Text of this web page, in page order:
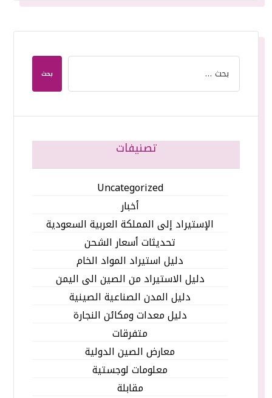
بحث
تصنيفات
Uncategorized
أخبار
الإستيراد إلى المملكة العربية السعودية
تحديثات أسعار الشحن
دليل استيراد المواد الخام
دليل الاستيراد من الصين الى اليمن
دليل المدن الصناعية الصينية
دليل معدات ومكائن النجارة
متفرقات
معارض الصين الدولية
معلومات لوجستية
مقابلة